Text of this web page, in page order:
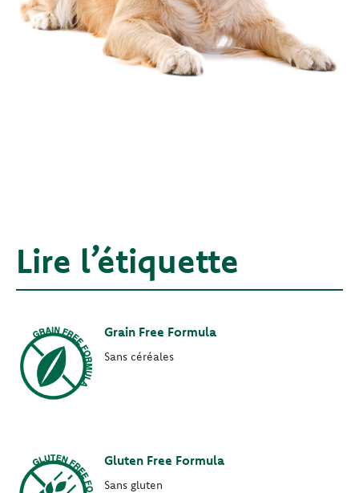
Lire l’étiquette
Grain Free Formula
Sans céréales
Gluten Free Formula
Sans gluten